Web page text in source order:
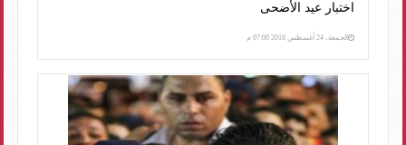
اختبار عيد الأضحى
الجمعة، 24 أغسطس 2018 07:00 م